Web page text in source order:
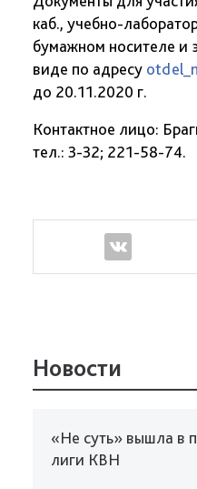
каб., учебно-
бумажном носителе и
виде по адресу
до 20.11.2020 г.
Контактное лицо:
тел.: 3-32; 221-58-74.
Новости
«Не суть» вышла в
лиги КВН